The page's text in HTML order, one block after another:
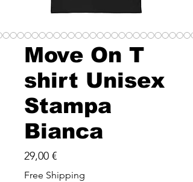
Move On T
shirt Unisex
Stampa
Bianca
29,00 €Prezzo
Free Shipping